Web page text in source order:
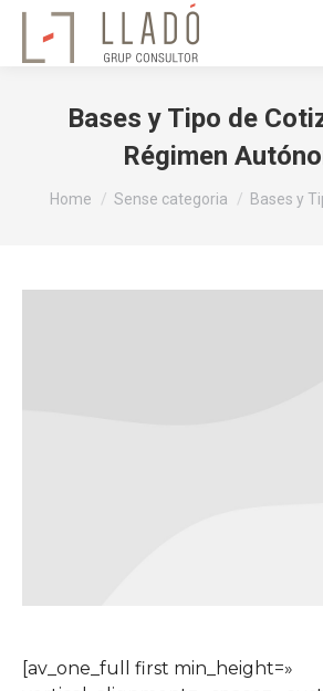
Bases y Tipo de
Régimen
You are here:
Home Sense categoria Bases y
[av_one_full first min_height=»